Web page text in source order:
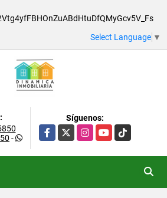
Select Language ▼
-
Síguenos:
Facebook
X InstagramYouTubeTikTok